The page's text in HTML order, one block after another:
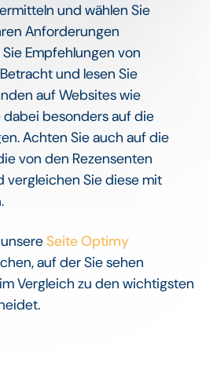
und wählen Sie
Anforderungen
Empfehlungen von
und lesen Sie
auf Websites wie
besonders auf die
Achten Sie auch auf die
von den Rezensenten
vergleichen Sie diese mit
Seite Optimy
auf der Sie sehen
Vergleich zu den wichtigsten